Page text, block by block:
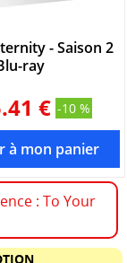
- Saison 2
ray
€ -10 %
: To Your